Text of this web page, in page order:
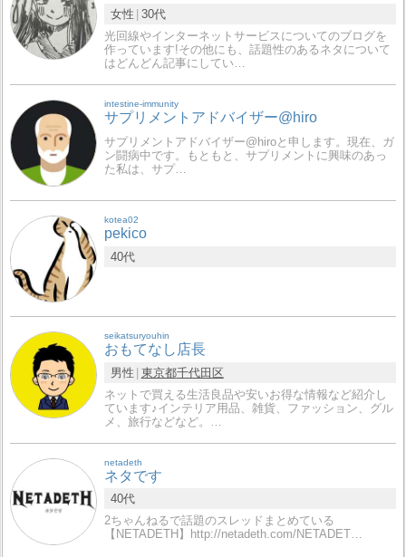
女性 30代
光回線やインターネットサービスについてのブログを
作っています!その他にも、話題性のあるネタについて
はどんどん記事にしてい…
intestine-immunity
サプリメントアドバイザー@hiro
サプリメントアドバイザー@hiroと申します。現在、ガ
ン闘病中です。もともと、サプリメントに興味のあっ
た私は、サプ…
kotea02
pekico
40代
seikatsuryouhin
おもてなし店長
男性 東京都千代田区
ネットで買える生活良品や安いお得な情報など紹介し
ています♪インテリア用品、雑貨、ファッション、グル
メ、旅行などなど。…
netadeth
ネタです
40代
2ちゃんねるで話題のスレッドまとめている
【NETADETH】http://netadeth.com/NETADET…